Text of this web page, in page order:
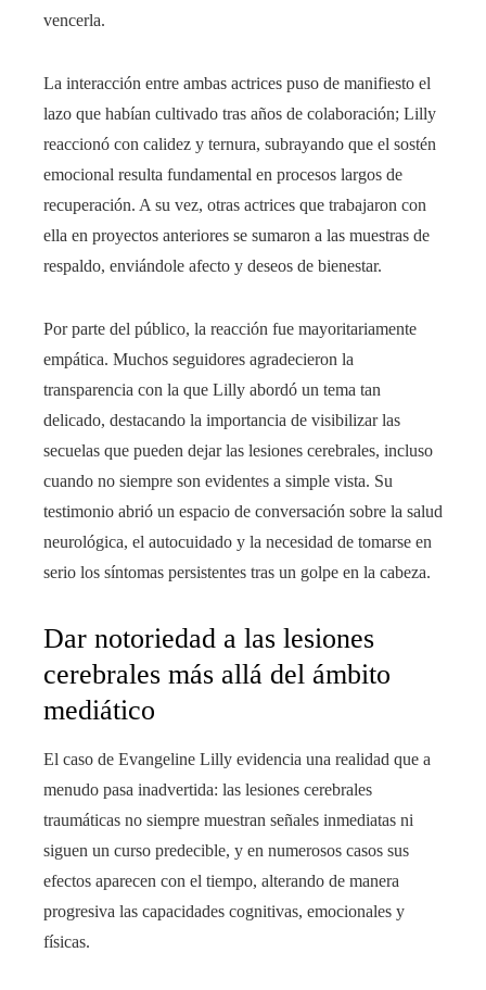
vencerla.
La interacción entre ambas actrices puso de manifiesto el
lazo que habían cultivado tras años de colaboración; Lilly
reaccionó con calidez y ternura, subrayando que el sostén
emocional resulta fundamental en procesos largos de
recuperación. A su vez, otras actrices que trabajaron con
ella en proyectos anteriores se sumaron a las muestras de
respaldo, enviándole afecto y deseos de bienestar.
Por parte del público, la reacción fue mayoritariamente
empática. Muchos seguidores agradecieron la
transparencia con la que Lilly abordó un tema tan
delicado, destacando la importancia de visibilizar las
secuelas que pueden dejar las lesiones cerebrales, incluso
cuando no siempre son evidentes a simple vista. Su
testimonio abrió un espacio de conversación sobre la salud
neurológica, el autocuidado y la necesidad de tomarse en
serio los síntomas persistentes tras un golpe en la cabeza.
Dar notoriedad a las lesiones
cerebrales más allá del ámbito
mediático
El caso de Evangeline Lilly evidencia una realidad que a
menudo pasa inadvertida: las lesiones cerebrales
traumáticas no siempre muestran señales inmediatas ni
siguen un curso predecible, y en numerosos casos sus
efectos aparecen con el tiempo, alterando de manera
progresiva las capacidades cognitivas, emocionales y
físicas.